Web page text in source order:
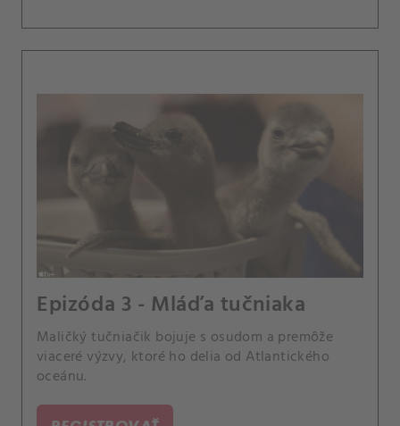
Epizóda 3 - Mláďa tučniaka
Maličký tučniačik bojuje s osudom a premôže
viaceré výzvy, ktoré ho delia od Atlantického
oceánu.